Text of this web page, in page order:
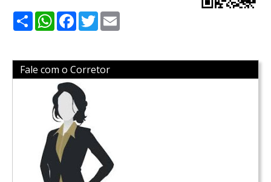
ShareWhatsApp
Facebook
Twitter
Fale com o Corretor